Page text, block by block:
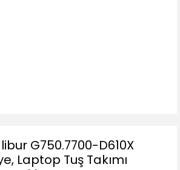
G750.7700-D610X
Laptop Tuş Takımı